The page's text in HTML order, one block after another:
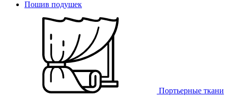
Пошив подушек
Портьерные ткани